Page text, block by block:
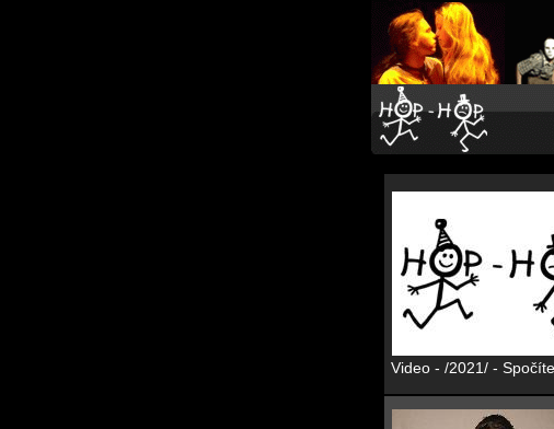
Video - /2021/ -